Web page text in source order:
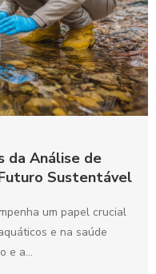
da Análise de
Sustentável
um papel crucial
e na saúde
e a...